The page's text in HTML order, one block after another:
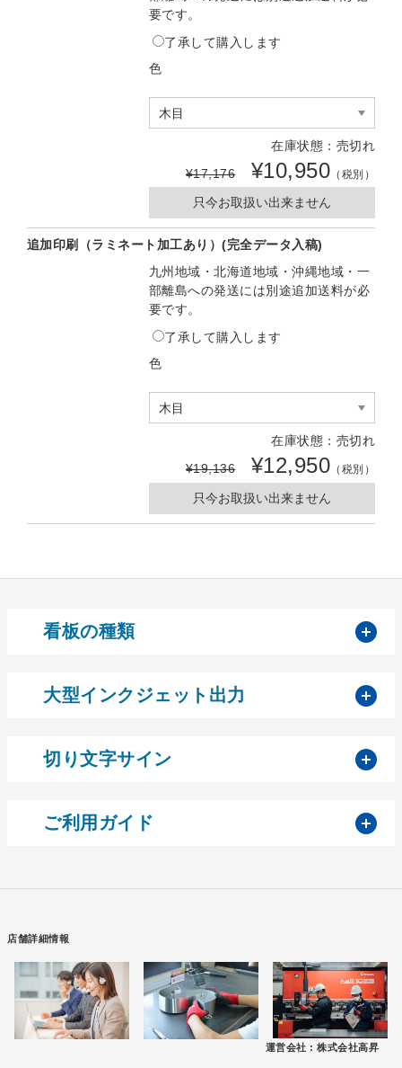
要です。
了承して購入します
色
在庫状態：売切れ
¥17,176
¥10,950 （税別）
只今お取扱い出来ません
追加印刷（ラミネート加工あり）(完全データ入稿)
九州地域・北海道地域・沖縄地域・一
部離島への発送には別途追加送料が必
要です。
了承して購入します
色
在庫状態：売切れ
¥19,136
¥12,950 （税別）
只今お取扱い出来ません
看板の種類
大型インクジェット出力
切り文字サイン
ご利用ガイド
店舗詳細情報
運営会社 : 株式会社高昇